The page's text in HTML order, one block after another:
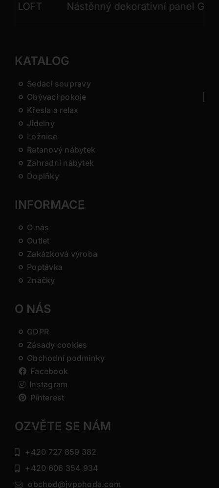
Nástěnný dekorativní panel GONG
KATALOG
Sedací soupravy
Obývací pokoje
Křesla a relax
Jídelny
Ložnice
Ratanový nábytek
Zahradní nábytek
Doplňky
INFORMACE
O nás
Outlet
Zakázková výroba
Poptávka
Značky
O NÁS
GDPR
Zásady cookies
Obchodní podmínky
Facebook
Instagram
Pinterest
OZVĚTE SE NÁM
+420 727 859 382
+420 606 354 934
obchod@jvpohoda.com